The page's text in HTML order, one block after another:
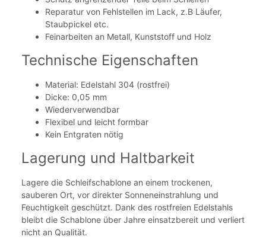
Reparatur von Fehlstellen im Lack, z.B Läufer,
Staubpickel etc.
Feinarbeiten an Metall, Kunststoff und Holz
Technische Eigenschaften
Material: Edelstahl 304 (rostfrei)
Dicke: 0,05 mm
Wiederverwendbar
Flexibel und leicht formbar
Kein Entgraten nötig
Lagerung und Haltbarkeit
Lagere die Schleifschablone an einem trockenen,
sauberen Ort, vor direkter Sonneneinstrahlung und
Feuchtigkeit geschützt. Dank des rostfreien Edelstahls
bleibt die Schablone über Jahre einsatzbereit und verliert
nicht an Qualität.